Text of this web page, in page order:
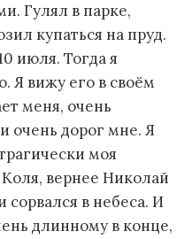
Гулял в парке,
купаться на пруд.
июля. Тогда я
Я вижу его в своём
меня, очень
очень дорог мне. Я
моя
вернее Николай
в небеса. И
длинному в конце,